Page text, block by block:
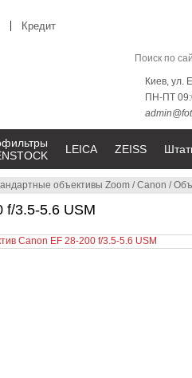
объективы Zoom /Canon /
f/3.5-5.6 USM
Кредит
Киев, ул.
ПН-ПТ
LEICA ZEISS